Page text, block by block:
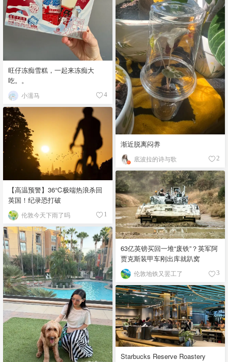
旺仔冻痴雪糕，一起来冻痴大
吃。。
小濡马 4
渐近脱离闷养
底波拉的诗与歌 2
【高温预警】36℃极端热浪杀回
英国！纪录恐打破
伦敦今天下雨了吗 1
63亿英镑买回一堆“废铁”？英军阿
贾克斯装甲车刚出库就趴窝
伦敦地铁又罢工了 3
Starbucks Reserve Roastery